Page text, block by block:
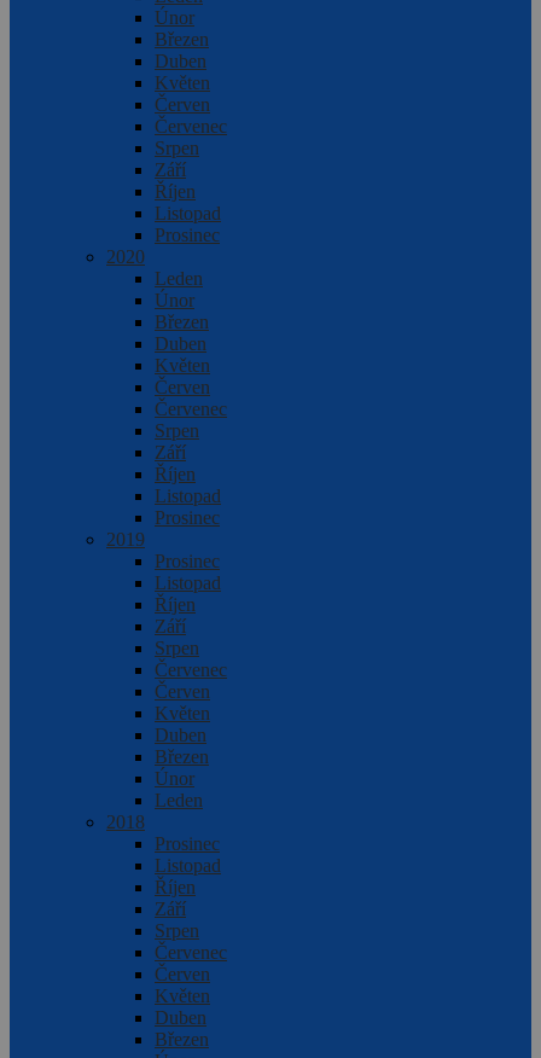
Únor
Březen
Duben
Květen
Červen
Červenec
Srpen
Září
Říjen
Listopad
Prosinec
2020
Leden
Únor
Březen
Duben
Květen
Červen
Červenec
Srpen
Září
Říjen
Listopad
Prosinec
2019
Prosinec
Listopad
Říjen
Září
Srpen
Červenec
Červen
Květen
Duben
Březen
Únor
Leden
2018
Prosinec
Listopad
Říjen
Září
Srpen
Červenec
Červen
Květen
Duben
Březen